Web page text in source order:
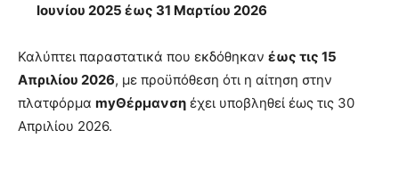
Ιουνίου 2025 έως 31 Μαρτίου 2026
Καλύπτει παραστατικά που εκδόθηκαν έως τις 15
Απριλίου 2026, με προϋπόθεση ότι η αίτηση στην
πλατφόρμα myΘέρμανση έχει υποβληθεί έως τις 30
Απριλίου 2026.